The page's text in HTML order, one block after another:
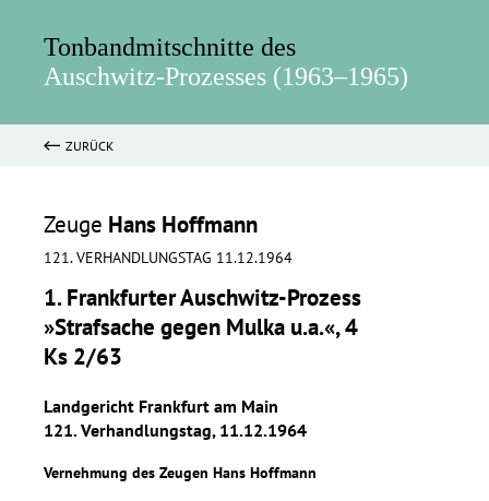
Tonbandmitschnitte des
Auschwitz-Prozesses (1963–1965)
ZURÜCK
Zeuge Hans Hoffmann
121. VERHANDLUNGSTAG 11.12.1964
1. Frankfurter Auschwitz-Prozess
»Strafsache gegen Mulka u.a.«, 4
Ks 2/63
Landgericht Frankfurt am Main
121. Verhandlungstag, 11.12.1964
Vernehmung des Zeugen Hans Hoffmann